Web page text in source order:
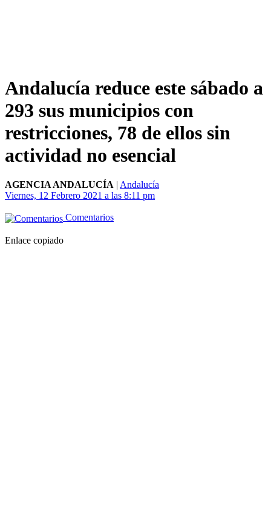
Andalucía reduce este sábado a
293 sus municipios con
restricciones, 78 de ellos sin
actividad no esencial
AGENCIA ANDALUCÍA | Andalucía
Viernes, 12 Febrero 2021 a las 8:11 pm
Comentarios
Enlace copiado